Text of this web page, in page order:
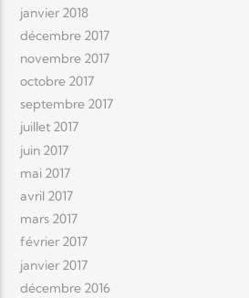
janvier 2018
décembre 2017
novembre 2017
octobre 2017
septembre 2017
juillet 2017
juin 2017
mai 2017
avril 2017
mars 2017
février 2017
janvier 2017
décembre 2016